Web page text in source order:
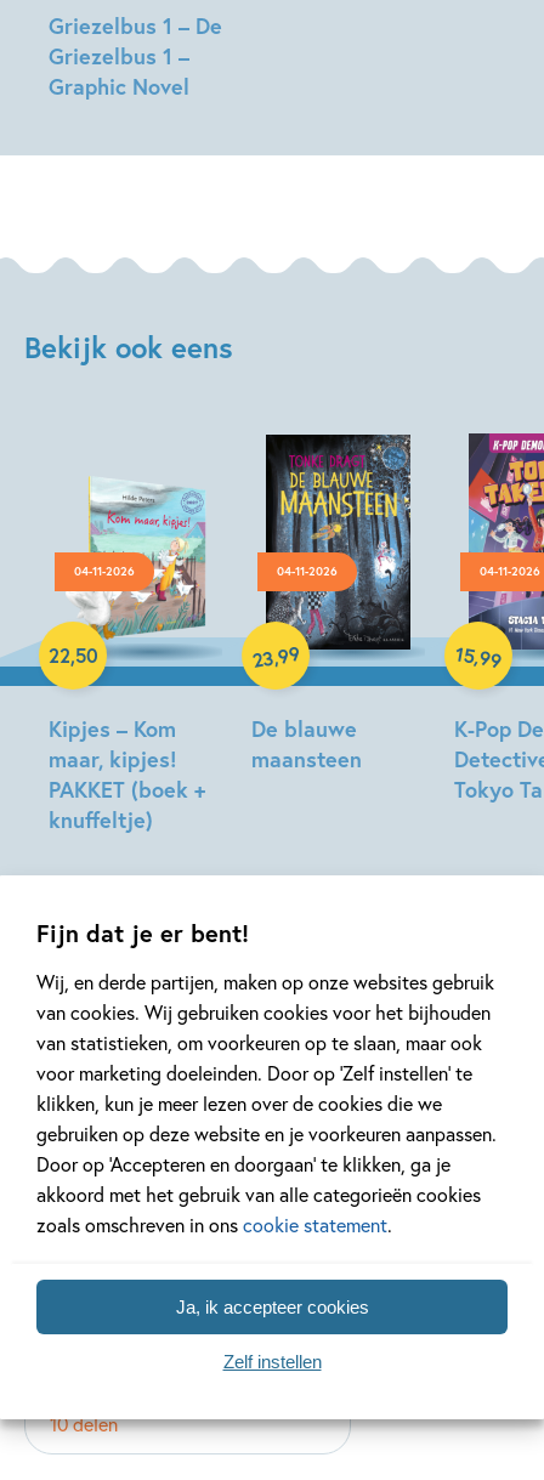
Fijn dat je er bent!
Wij, en derde partijen, maken op onze websites gebruik
van cookies. Wij gebruiken cookies voor het bijhouden
van statistieken, om voorkeuren op te slaan, maar ook
voor marketing doeleinden. Door op ‘Zelf instellen’ te
klikken, kun je meer lezen over de cookies die we
gebruiken op deze website en je voorkeuren aanpassen.
Door op ‘Accepteren en doorgaan’ te klikken, ga je
akkoord met het gebruik van alle categorieën cookies
zoals omschreven in onscookie statement.
Ja, ik accepteer cookies
Zelf instellen
Griezelbus 1 – De
Griezelbus 1 –
Graphic Novel
van
Bekijk ook eens
04-11-2026
Kipjes – Kom
maar, kipjes!
PAKKET (boek +
knuffeltje)
22,50
Hardcover
04-11-2026
De blauwe
maansteen
23,99
Hardcover
04-11-2026
K-Pop
Tokyo
Jennings
Campbell
15,99
Hardcover
Series van Kim Deokyeong
10 delen